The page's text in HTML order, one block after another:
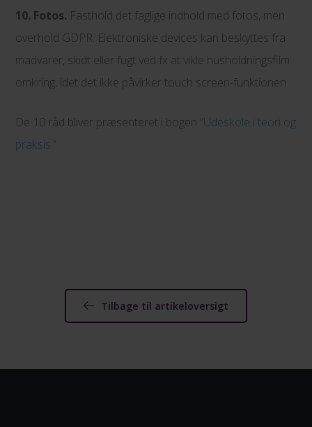
10. Fotos. Fasthold det faglige indhold med fotos, men
overhold GDPR. Elektroniske devices kan beskyttes fra
madvarer, skidt eller fugt ved fx at vikle husholdningsfilm
omkring, idet det ikke påvirker touch screen-funktionen.
De 10 råd bliver præsenteret i bogen ”Udeskole i teori og
praksis.”
Tilbage til artikeloversigt